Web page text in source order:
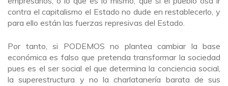
contra el capitalismo el Estado no dude en restablecerlo, y
para ello están las fuerzas represivas del Estado.
Por tanto, si PODEMOS no plantea cambiar la base
económica es falso que pretenda transformar la sociedad
pues es el ser social el que determina la conciencia social,
la superestructura y no la charlatanería barata de sus